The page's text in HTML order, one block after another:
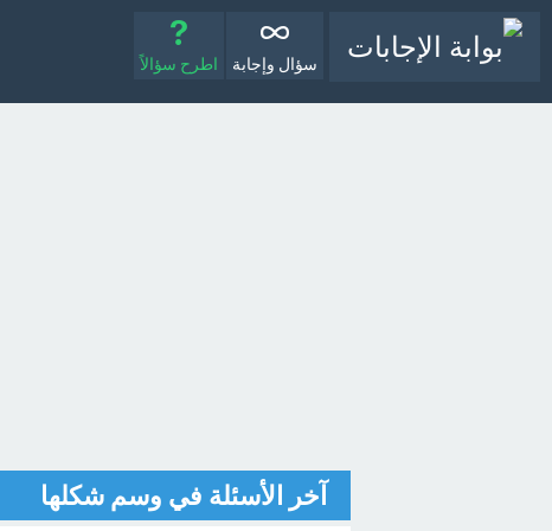
سؤال وإجابة اطرح سؤالاً
آخر الأسئلة في وسم شكلها